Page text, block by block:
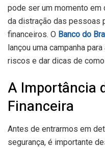
pode ser um momento
da distração das pessoas
financeiros. O Banco do
lançou uma campanha
riscos e dar dicas de
A Importância
Financeira
Antes de entrarmos em
segurança, é importante